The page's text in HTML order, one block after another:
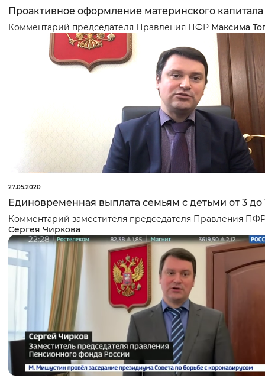
Проактивное оформление материнского капитала
Комментарий председателя Правления ПФР Максима
27.05.2020
Единовременная выплата семьям с детьми от 3 до
Комментарий заместителя председателя Правления
Сергея Чиркова